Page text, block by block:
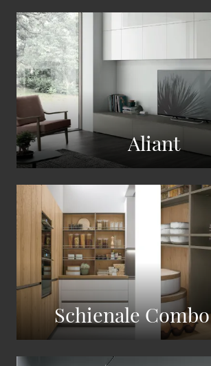
Aliant
Schienale